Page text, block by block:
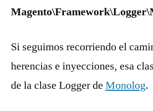
Si seguimos recorriendo el
herencias e inyecciones, esa
de la clase Logger de Monolog.